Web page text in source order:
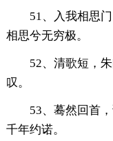
51、入我相思门
相思兮无穷极。
52、清歌短，朱
叹。
53、蓦然回首，
千年约诺。